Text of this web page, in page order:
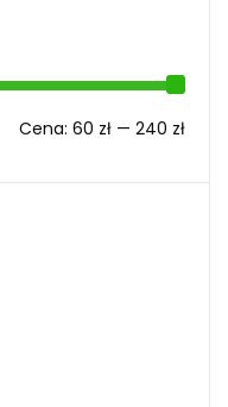
Cena
Cena
Cena: 60 zł — 240 zł